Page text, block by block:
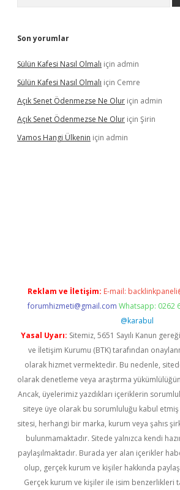
Son yorumlar
Sülün Kafesi Nasıl Olmalı için admin
Sülün Kafesi Nasıl Olmalı için Cemre
Açık Senet Ödenmezse Ne Olur için admin
Açık Senet Ödenmezse Ne Olur için Şirin
Vamos Hangi Ülkenin için admin
Reklam ve İletişim: E-mail:
forumhizmeti@gmail.com Whatsapp: 0262
@karabul
Yasal Uyarı: Sitemiz, 5651 Sayılı Kanun
ve İletişim Kurumu (BTK) tarafından
olarak hizmet vermektedir. Bu nedenle,
olarak denetleme veya araştırma
Ancak, üyelerimiz yazdıkları içeriklerin
siteye üye olarak bu sorumluluğu kabul etmiş
sitesi, herhangi bir marka, kurum veya şahıs
bulunmamaktadır. Sitede yalnızca kendi
paylaşılmaktadır. Burada yer alan içerikler
olup, gerçek kurum ve kişiler hakkında
Gerçek kurum ve kişiler ile isim benzerlikleri